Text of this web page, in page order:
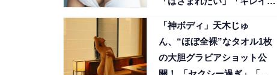
「神ボディ」天木じゅ
ん、“ほぼ全裸”なタオル1枚
の大胆グラビアショット公